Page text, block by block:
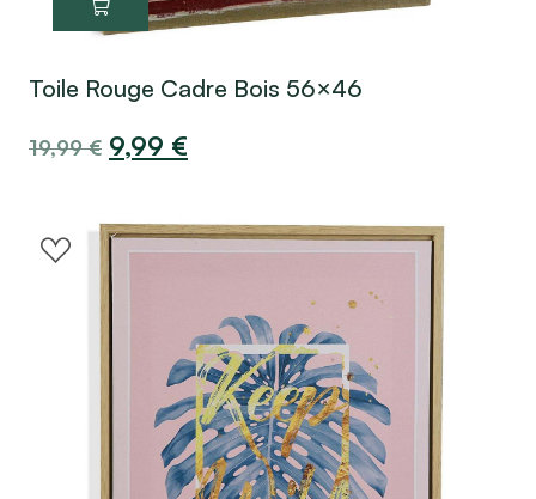
Toile Rouge Cadre Bois 56×46
19,99€ 9,99 €